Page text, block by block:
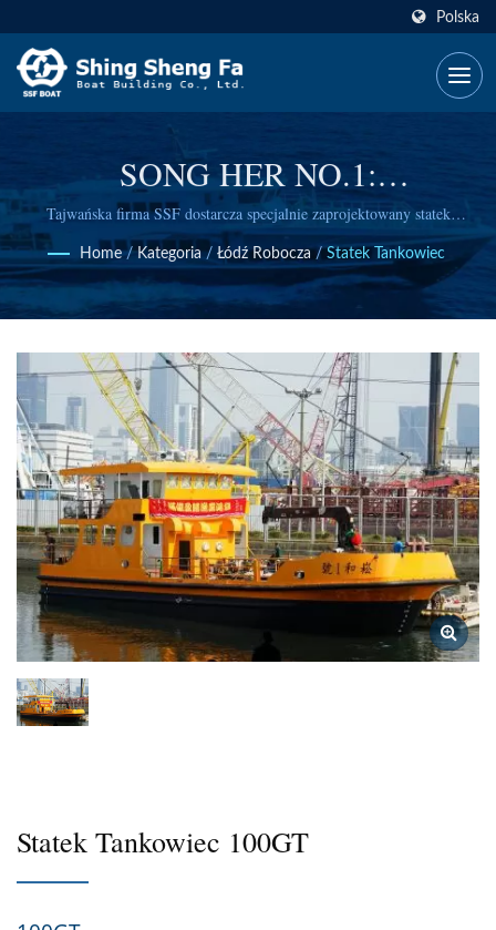
Polska
SONG HER NO.1:
Zaawansowany Stalowy
Tankowiec Przybrzeżny Do
Transportu Ropy Naftowej I
Logistyki Wyspowej
Tajwańska firma SSF dostarcza specjalnie zaprojektowany statek
tankowiec o pojemności 100GT z podwójnym dnem dla bezpieczeństwa,
zintegrowanymi systemami obsługi ładunku oraz wyjątkową stabilnością
dla niezawodnych operacji transportowych wzdłuż wybrzeża i na wyspy.
Home / Kategoria / Łódź Robocza / Statek Tankowiec
Statek Tankowiec 100GT